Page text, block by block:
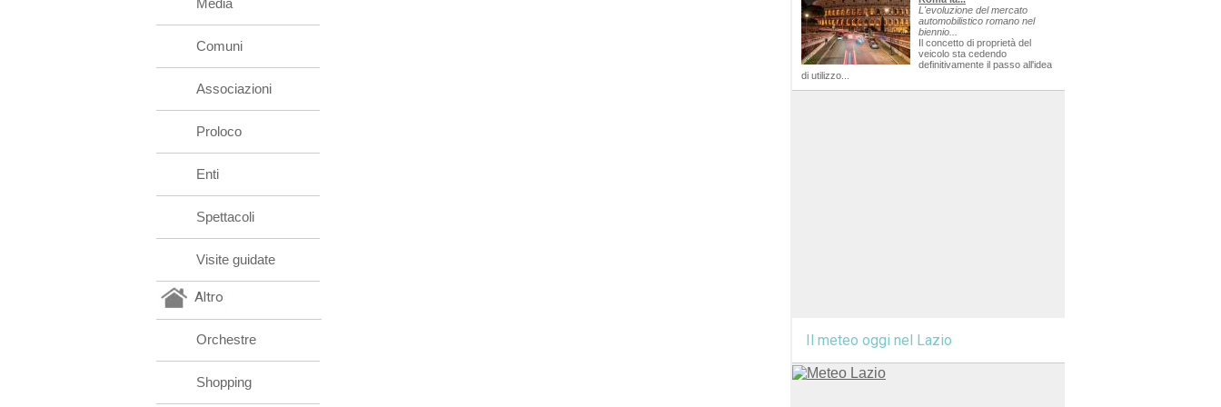
Media
Comuni
Associazioni
Proloco
Enti
Spettacoli
Visite guidate
Altro
Orchestre
Shopping
L'evoluzione del mercato
automobilistico romano nel
biennio...
Il concetto di proprietà del
veicolo sta cedendo
definitivamente il passo all'idea
di utilizzo...
Il meteo oggi nel Lazio